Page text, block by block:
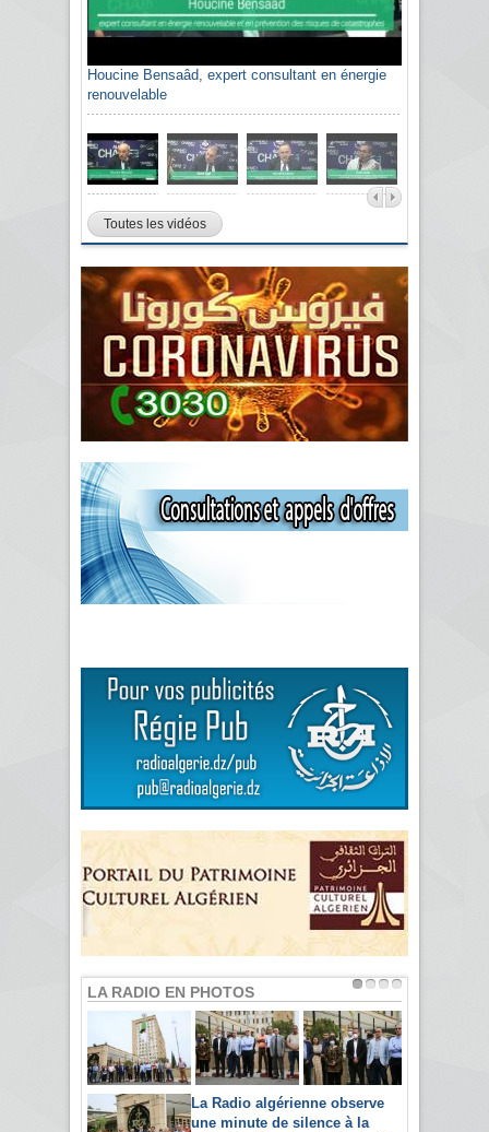
Houcine Bensaâd, expert consultant en énergie
renouvelable
Toutes les vidéos
LA RADIO EN PHOTOS
La Radio algérienne observe
une minute de silence à la